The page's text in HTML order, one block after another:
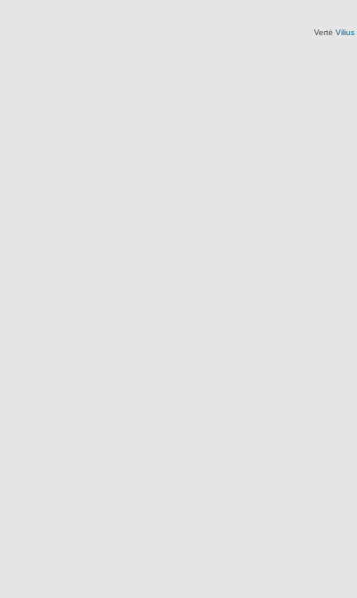
Vertė Vilius